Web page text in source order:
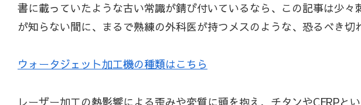
書に載っていたような古い常識が錆び付いているなら、この記事は少
が知らない間に、まるで熟練の外科医が持つメスのような、恐るべき切
ウォータジェット加工機の種類はこちら
レーザー加工の熱影響による歪みや変質に頭を抱え、チタンやCFRP